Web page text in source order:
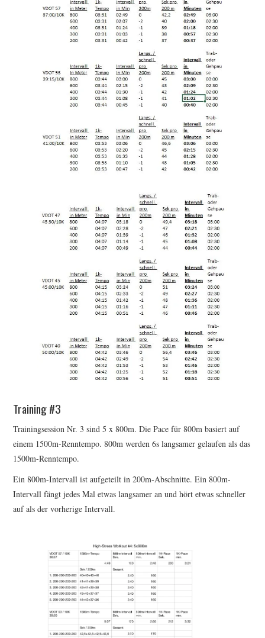
Training #3
Trainingsession Nr. 3 sind 5 x 800m. Die Pace für 800m basiert auf
einem 1500m-Renntempo. 800m werden 6s langsamer gelaufen als das
1500m-Renntempo.
Ein 800m-Intervall ist aufgeteilt in 200m-Abschnitte. Ein 800m-
Intervall fängt jedes Mal etwas langsamer an und hört etwas schneller
auf als der vorherige Intervall.